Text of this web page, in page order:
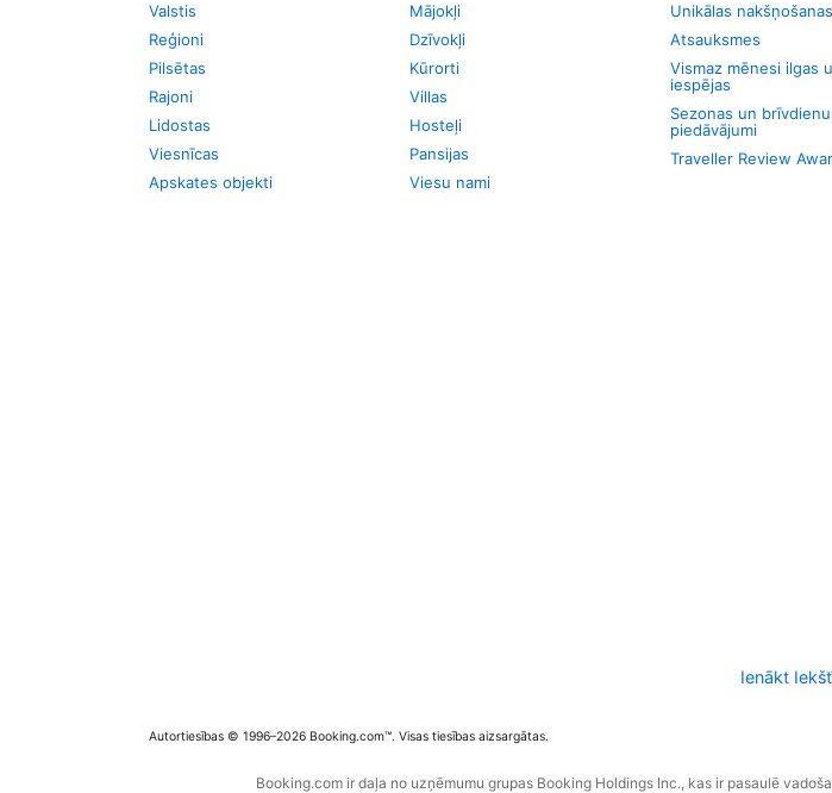
Valstis
Reģioni
Pilsētas
Rajoni
Lidostas
Viesnīcas
Apskates objekti
Mājokļi
Dzīvokļi
Kūrorti
Villas
Hosteļi
Pansijas
Viesu nami
Unikālas
Atsauksmes
Vismaz mēnesi ilgas
iespējas
Sezonas un brīvdienu
piedāvājumi
Traveller Review
Ienākt
Autortiesības © 1996–2026 Booking.com™. Visas tiesības aizsargātas.
Booking.com ir daļa no uzņēmumu grupas Booking Holdings Inc., kas ir pasaulē